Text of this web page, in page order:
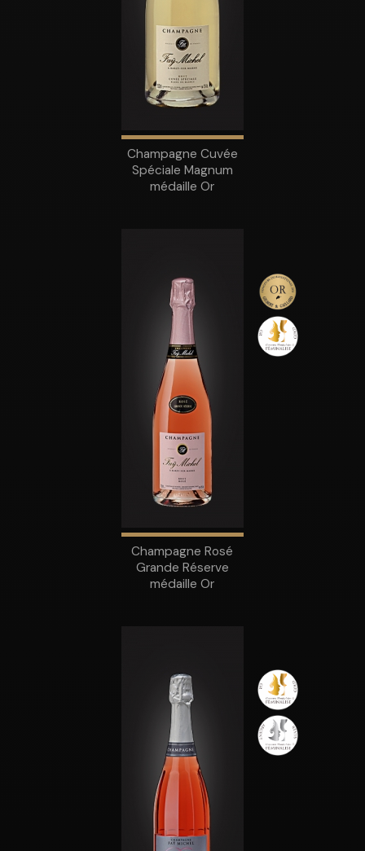
Champagne Cuvée
Spéciale Magnum
médaille Or
Champagne Rosé
Grande Réserve
médaille Or